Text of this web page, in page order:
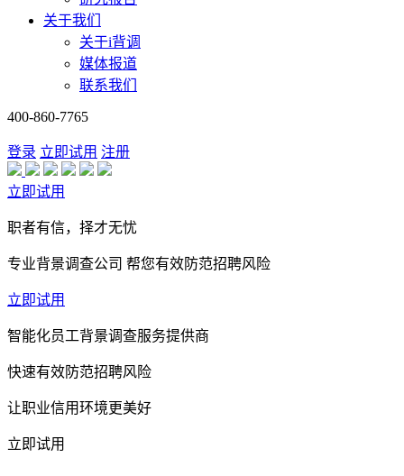
关于我们
关于i背调
媒体报道
联系我们
400-860-7765
登录 立即试用 注册
立即试用
职者有信，择才无忧
专业背景调查公司 帮您有效防范招聘风险
立即试用
智能化员工背景调查服务提供商
快速有效防范招聘风险
让职业信用环境更美好
立即试用